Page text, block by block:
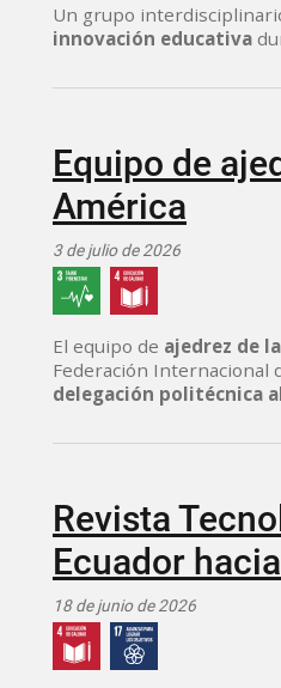
Un grupo
innovación educativa
Equipo de
América
3 de julio de 2026
El equipo de ajedrez de la
Federación Internacional
delegación politécnica
Revista
Ecuador
18 de junio de 2026